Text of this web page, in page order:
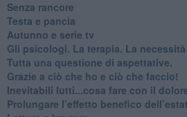
​Senza rancore
​Testa e pancia
​Autunno e serie tv
​Gli psicologi. La terapia. La
​Tutta una questione di aspettative.
​Grazie a ciò che ho e ciò che faccio!
​Inevitabili lutti...cosa fare con il
Prolungare l’effetto benefico